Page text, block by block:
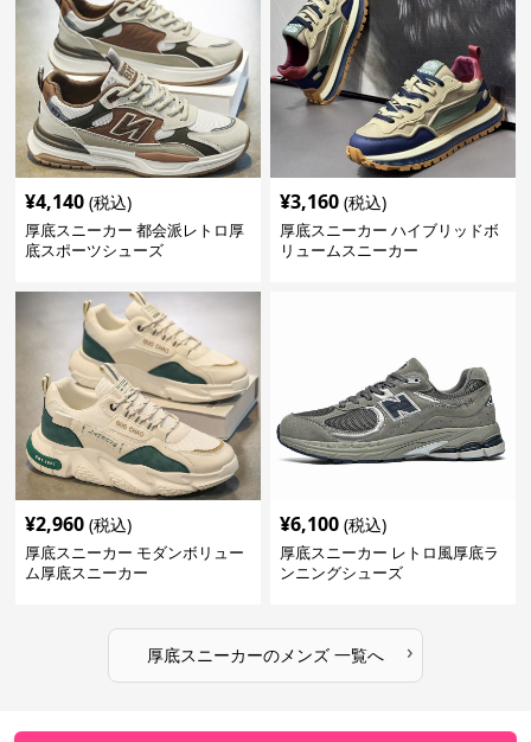
¥4,140 (税込)
厚底スニーカー 都会派レトロ厚
底スポーツシューズ
¥3,160 (税込)
厚底スニーカー ハイブリッドボ
リュームスニーカー
¥2,960 (税込)
厚底スニーカー モダンボリュー
ム厚底スニーカー
¥6,100 (税込)
厚底スニーカー レトロ風厚底ラ
ンニングシューズ
厚底スニーカーのメンズ 一覧へ ›